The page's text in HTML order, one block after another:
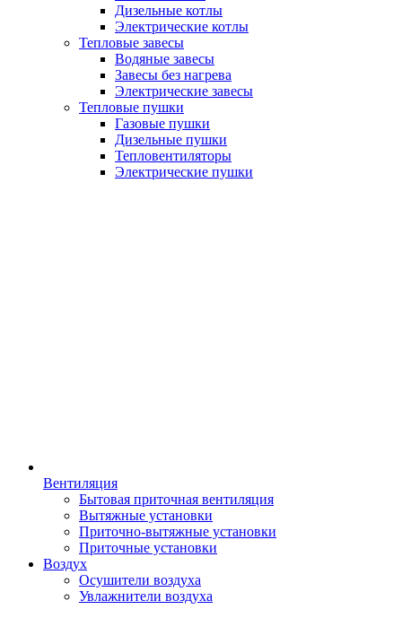
Дизельные котлы
Электрические котлы
Тепловые завесы
Водяные завесы
Завесы без нагрева
Электрические завесы
Тепловые пушки
Газовые пушки
Дизельные пушки
Тепловентиляторы
Электрические пушки
Вентиляция
Бытовая приточная вентиляция
Вытяжные установки
Приточно-вытяжные установки
Приточные установки
Воздух
Осушители воздуха
Увлажнители воздуха